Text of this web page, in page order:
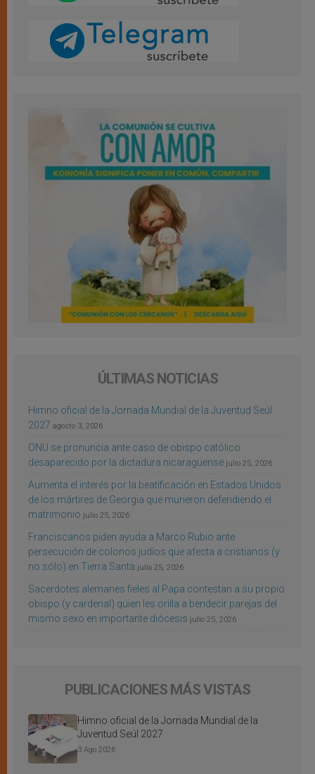
ÚLTIMAS NOTICIAS
Himno oficial de la Jornada Mundial de la Juventud Seúl
2027 agosto 3, 2026
ONU se pronuncia ante caso de obispo católico
desaparecido por la dictadura nicaragüense julio 25, 2026
Aumenta el interés por la beatificación en Estados Unidos
de los mártires de Georgia que murieron defendiendo el
matrimonio julio 25, 2026
Franciscanos piden ayuda a Marco Rubio ante
persecución de colonos judíos que afecta a cristianos (y
no sólo) en Tierra Santa julio 25, 2026
Sacerdotes alemanes fieles al Papa contestan a su propio
obispo (y cardenal) quien les orilla a bendecir parejas del
mismo sexo en importante diócesis julio 25, 2026
PUBLICACIONES MÁS VISTAS
Himno oficial de la Jornada Mundial de la
Juventud Seúl 2027
3 Ago 2026